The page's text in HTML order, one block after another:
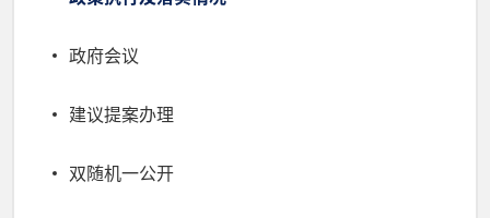
政府会议
建议提案办理
双随机一公开